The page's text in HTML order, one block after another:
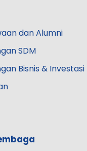
dan Alumni
SDM
Bisnis & Investasi